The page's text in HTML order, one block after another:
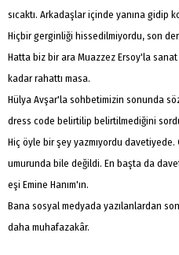
sıcaktı. Arkadaşlar içinde yanına gidip
Hiçbir gerginliği hissedilmiyordu, son
Hatta biz bir ara Muazzez Ersoy'la sanat
kadar rahattı masa.
Hülya Avşar'la sohbetimizin sonunda
dress code belirtilip belirtilmediğini
Hiç öyle bir şey yazmıyordu
umurunda bile değildi. En başta da
eşi Emine Hanım'ın.
Bana sosyal medyada yazılanlardan
daha muhafazakâr.